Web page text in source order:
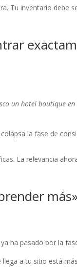
Tu inventario debe
un hotel boutique
la fase de
La relevancia
más»
ya ha pasado por la
llega a tu sitio está